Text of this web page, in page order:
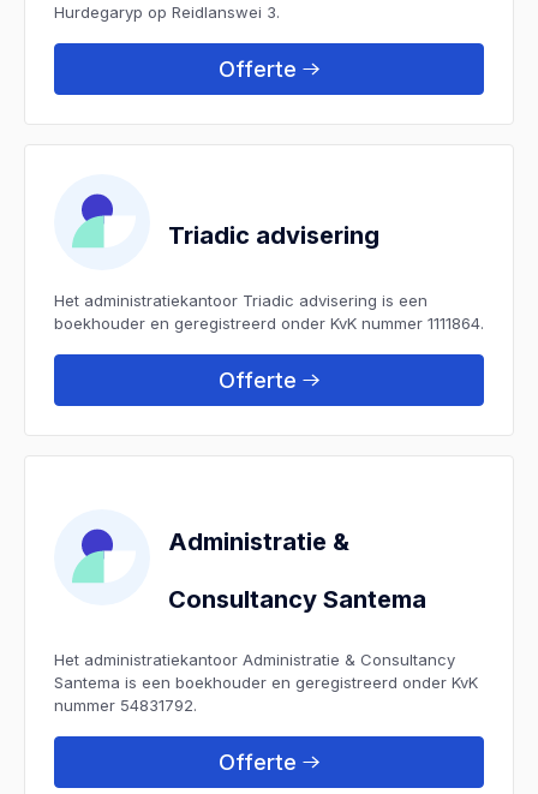
Hurdegaryp op Reidlanswei 3.
Offerte
Triadic advisering
Het administratiekantoor Triadic advisering is een
boekhouder en geregistreerd onder KvK nummer 1111864.
Offerte
Administratie &
Consultancy Santema
Het administratiekantoor Administratie & Consultancy
Santema is een boekhouder en geregistreerd onder KvK
nummer 54831792.
Offerte